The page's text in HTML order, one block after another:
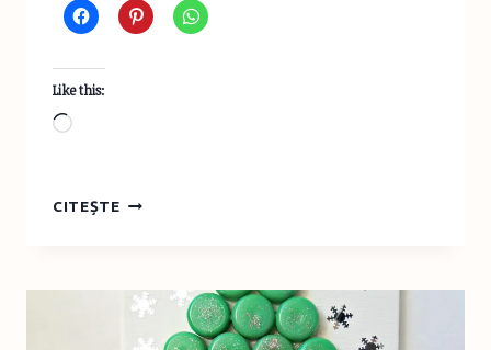
Like this:
Loading…
CITEȘTEBRĂDUŢ
–
COIF
DE